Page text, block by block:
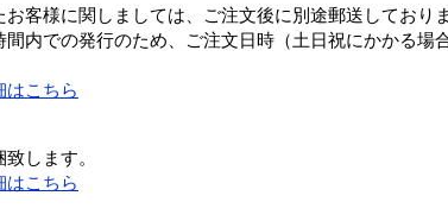
客様に関しましては、ご注文後に別途郵送しておりま
間内での発行のため、ご注文日時（土日祝にかかる場
はこちら
します。
はこちら